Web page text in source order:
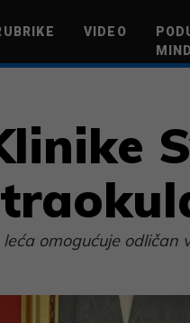
VIDEO
omogućuje